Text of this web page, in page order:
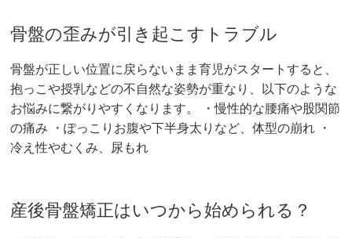
骨盤の歪みが引き起こすトラブル
骨盤が正しい位置に戻らないまま育児がスタートすると、
抱っこや授乳などの不自然な姿勢が重なり、以下のような
お悩みに繋がりやすくなります。 ・慢性的な腰痛や股関節
の痛み ・ぽっこりお腹や下半身太りなど、体型の崩れ ・
冷え性やむくみ、尿もれ
産後骨盤矯正はいつから始められる？